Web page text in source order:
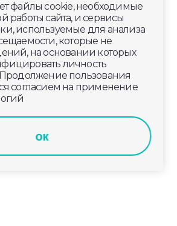
этому часу в информационном
«Губерния-33». Эфир от 24
19:00.
файлы cookie, необходимые
работы сайта, и сервисы
используемые для анализа
которые не
на основании которых
личность
Продолжение пользования
согласием на применение
ок